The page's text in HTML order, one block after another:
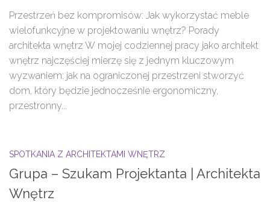
Przestrzeń bez kompromisów: Jak wykorzystać meble
wielofunkcyjne w projektowaniu wnętrz? Porady
architekta wnętrz W mojej codziennej pracy jako architekt
wnętrz najczęściej mierzę się z jednym kluczowym
wyzwaniem: jak na ograniczonej przestrzeni stworzyć
dom, który będzie jednocześnie ergonomiczny,
przestronny...
SPOTKANIA Z ARCHITEKTAMI WNĘTRZ
Grupa – Szukam Projektanta | Architekta
Wnętrz